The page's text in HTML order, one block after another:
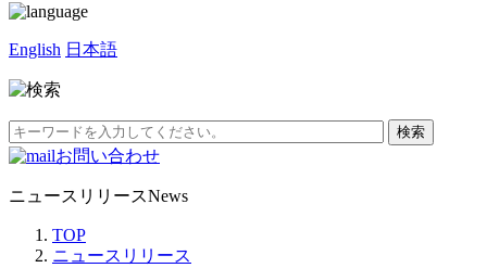
English 日本語
お問い合わせ
ニュースリリースNews
TOP
ニュースリリース